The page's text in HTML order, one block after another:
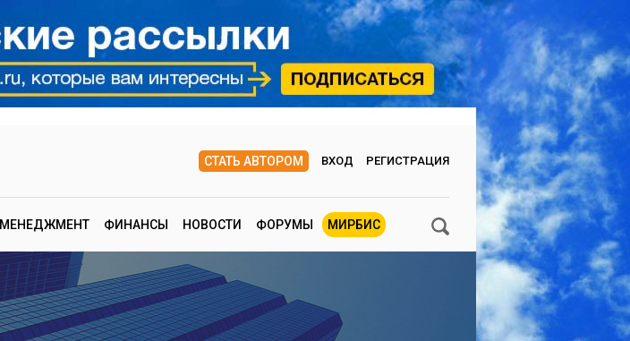
СТАТЬ АВТОРОМ ВХОД РЕГИСТРАЦИЯ
МЕНЕДЖМЕНТ ФИНАНСЫ НОВОСТИ ФОРУМЫ МИРБИС